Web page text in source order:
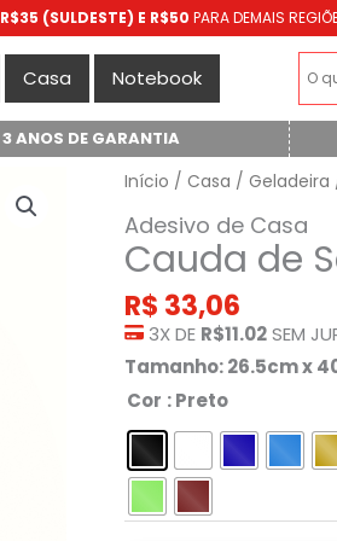
R$35 (SULDESTE) E R$50 PARA DEMAIS
Casa Notebook
3 ANOS DE GARANTIA
Início / Casa / Geladeira
Adesivo de Casa
Cauda de
R$ 33,06
3X DE R$11.02SEM
Tamanho: 26.5cm x
Cor : Preto